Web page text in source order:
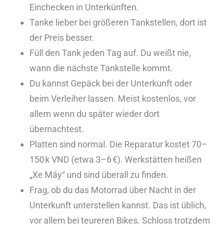
Einchecken in Unterkünften.
Tanke lieber bei größeren Tankstellen, dort ist
der Preis besser.
Füll den Tank jeden Tag auf. Du weißt nie,
wann die nächste Tankstelle kommt.
Du kannst Gepäck bei der Unterkunft oder
beim Verleiher lassen. Meist kostenlos, vor
allem wenn du später wieder dort
übernachtest.
Platten sind normal. Die Reparatur kostet 70–
150 k VND (etwa 3–6 €). Werkstätten heißen
„Xe Máy“ und sind überall zu finden.
Frag, ob du das Motorrad über Nacht in der
Unterkunft unterstellen kannst. Das ist üblich,
vor allem bei teureren Bikes. Schloss trotzdem